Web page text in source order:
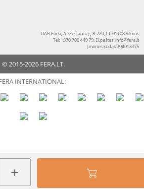
+
UAB Etina, A. Goštauto g. 8-220, LT-01108 Vilnius
Tel: +370 700 449 79, El.paštas:info@fera.lt
Įmonės kodas 304013375
© 2015-2026 FERA.LT.
INTERNATIONAL: